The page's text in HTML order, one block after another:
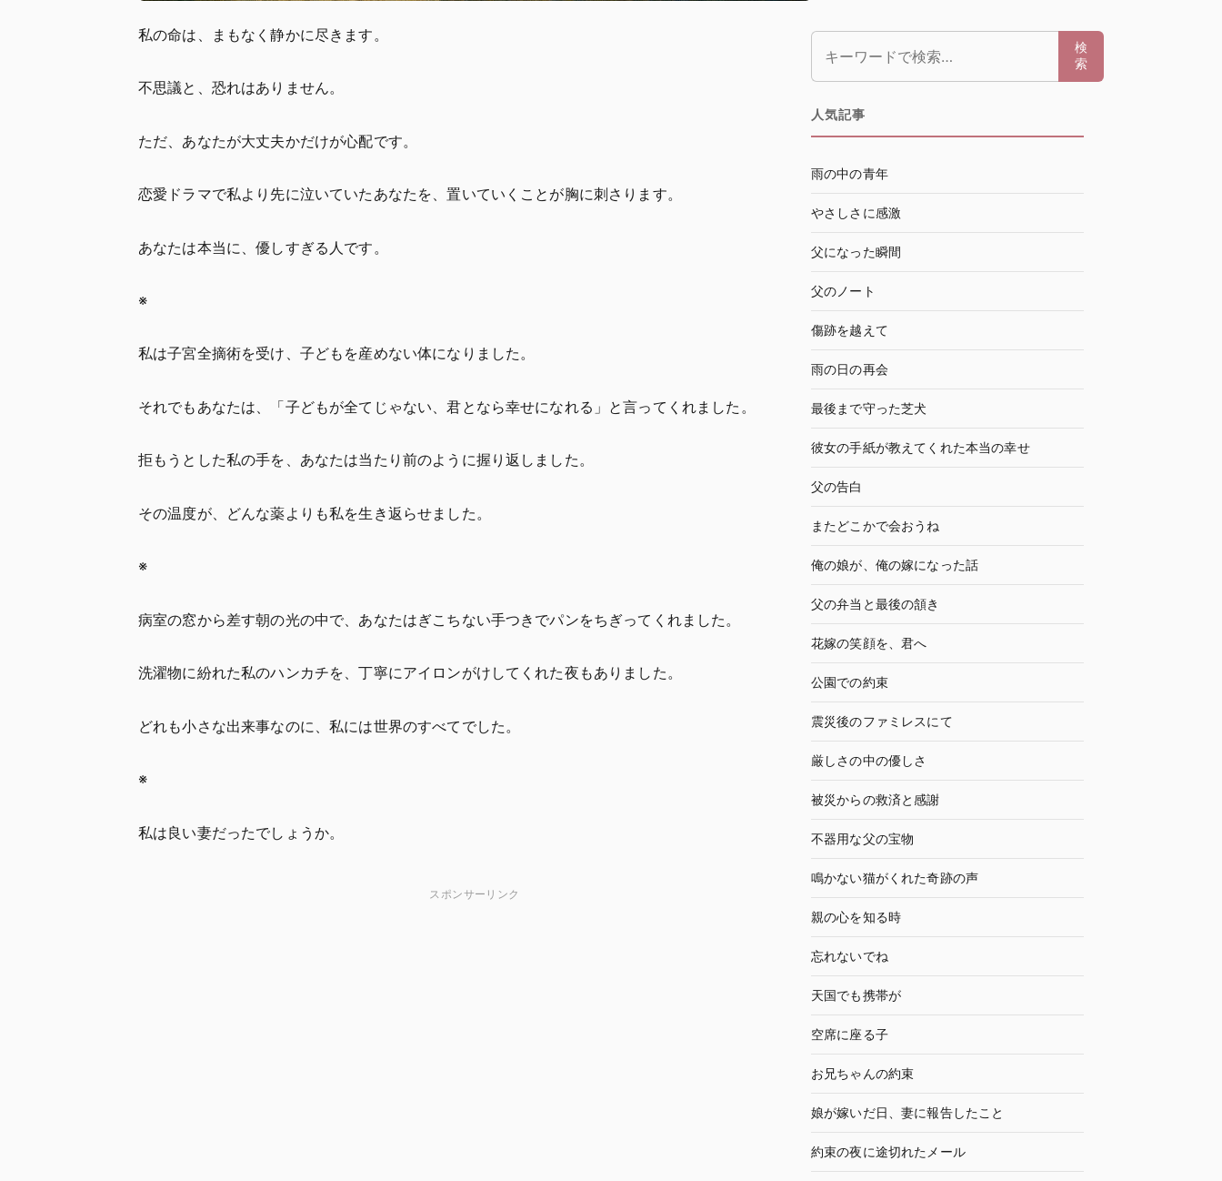
私の命は、まもなく静かに尽きます。
不思議と、恐れはありません。
ただ、あなたが大丈夫かだけが心配です。
恋愛ドラマで私より先に泣いていたあなたを、置いていくことが胸に刺さります。
あなたは本当に、優しすぎる人です。
※
私は子宮全摘術を受け、子どもを産めない体になりました。
それでもあなたは、「子どもが全てじゃない、君となら幸せになれる」と言ってくれました。
拒もうとした私の手を、あなたは当たり前のように握り返しました。
その温度が、どんな薬よりも私を生き返らせました。
※
病室の窓から差す朝の光の中で、あなたはぎこちない手つきでパンをちぎってくれました。
洗濯物に紛れた私のハンカチを、丁寧にアイロンがけしてくれた夜もありました。
どれも小さな出来事なのに、私には世界のすべてでした。
※
私は良い妻だったでしょうか。
スポンサーリンク
検
索
人気記事
雨の中の青年
やさしさに感激
父になった瞬間
父のノート
傷跡を越えて
雨の日の再会
最後まで守った芝犬
彼女の手紙が教えてくれた本当の幸せ
父の告白
またどこかで会おうね
俺の娘が、俺の嫁になった話
父の弁当と最後の頷き
花嫁の笑顔を、君へ
公園での約束
震災後のファミレスにて
厳しさの中の優しさ
被災からの救済と感謝
不器用な父の宝物
鳴かない猫がくれた奇跡の声
親の心を知る時
忘れないでね
天国でも携帯が
空席に座る子
お兄ちゃんの約束
娘が嫁いだ日、妻に報告したこと
約束の夜に途切れたメール